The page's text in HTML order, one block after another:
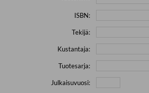
ISBN:
Tekijä:
Kustantaja:
Tuotesarja:
Julkaisuvuosi: